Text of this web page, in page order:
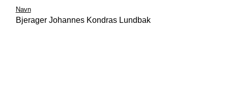
Navn
Bjerager Johannes Kondras Lundbak